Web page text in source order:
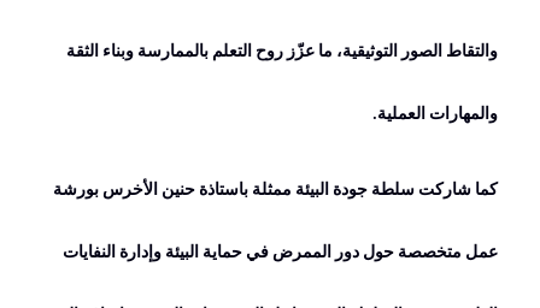
والتقاط الصور التوثيقية، ما عزّز روح التعلم بالممارسة وبناء الثقة
والمهارات العملية.
كما شاركت سلطة جودة البيئة ممثلة باستاذة حنين الأخرس بورشة
عمل متخصصة حول دور الممرض في حماية البيئة وإدارة النفايات